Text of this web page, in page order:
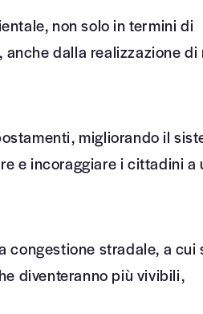
non solo in termini di
dalla realizzazione di
migliorando il
e incoraggiare i cittadini a
congestione stradale, a cui
diventeranno più vivibili,